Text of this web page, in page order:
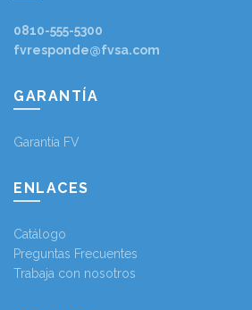
0810-555-5300
fvresponde@fvsa.com
GARANTÍA
Garantía FV
ENLACES
Catálogo
Preguntas Frecuentes
Trabaja con nosotros